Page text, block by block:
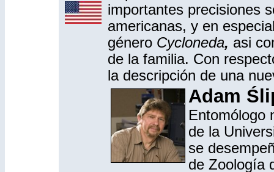
importantes precisiones
americanas, y en
género Cycloneda, asi
de la familia. Con
la descripción de una
Adam
Entomólogo
de la
se
de Zoología